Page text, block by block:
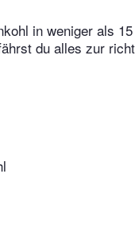
in weniger als
du alles zur